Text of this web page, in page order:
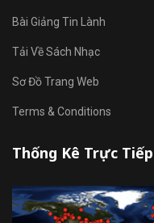
Bài Giảng Tin Lành
Tải Về Sách Nhạc
Sơ Đồ Trang Web
Terms & Conditions
Thống Kê Trực